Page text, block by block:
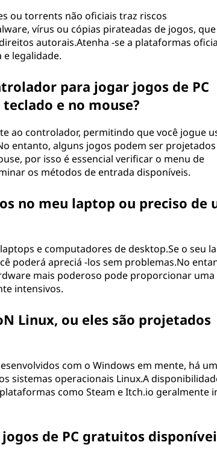
ou torrents não oficiais traz riscos
vírus ou cópias pirateadas de jogos,
autorais.Atenha -se a plataformas
legalidade.
para jogar jogos de PC
e no mouse?
ao controlador, permitindo que você jogue
entanto, alguns jogos podem ser projetados
por isso é essencial verificar o menu de
os métodos de entrada disponíveis.
no meu laptop ou preciso de
e computadores de desktop.Se o seu
poderá apreciá -los sem problemas.No
mais poderoso pode proporcionar uma
intensivos.
Linux, ou eles são projetados
com o Windows em mente, há um
sistemas operacionais Linux.A
como Steam e Itch.io geralmente
de PC gratuitos